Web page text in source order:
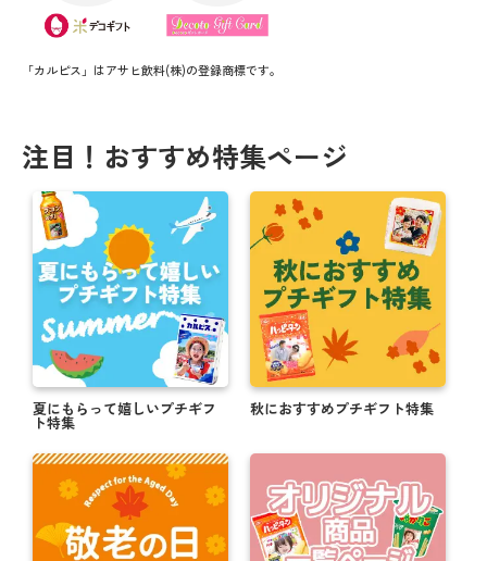
「カルピス」はアサヒ飲料(株)の登録商標です。
注目！おすすめ特集ページ
夏にもらって嬉しいプチギフ
ト特集
秋におすすめプチギフト特集